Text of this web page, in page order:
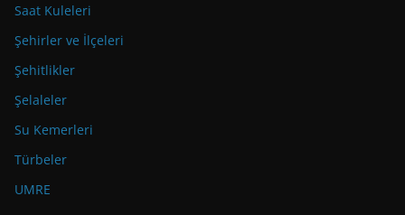
Saat Kuleleri
Şehirler ve İlçeleri
Şehitlikler
Şelaleler
Su Kemerleri
Türbeler
UMRE